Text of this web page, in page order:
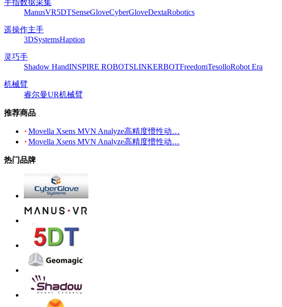
手指数据采集
ManusVR5DTSenseGloveCyberGloveDextaRobotics
遥操作主手
3DSystemsHaption
灵巧手
Shadow HandINSPIRE ROBOTSLINKERBOTFreedomTesolloRobot Era
机械臂
睿尔曼UR机械臂
推荐商品
Movella Xsens MVN Analyze高精度惯性动…
Movella Xsens MVN Analyze高精度惯性动…
热门品牌